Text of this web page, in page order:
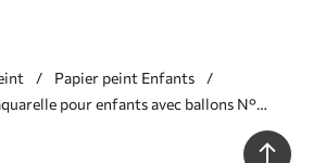
Papier peint Enfants
pour enfants avec ballons N°